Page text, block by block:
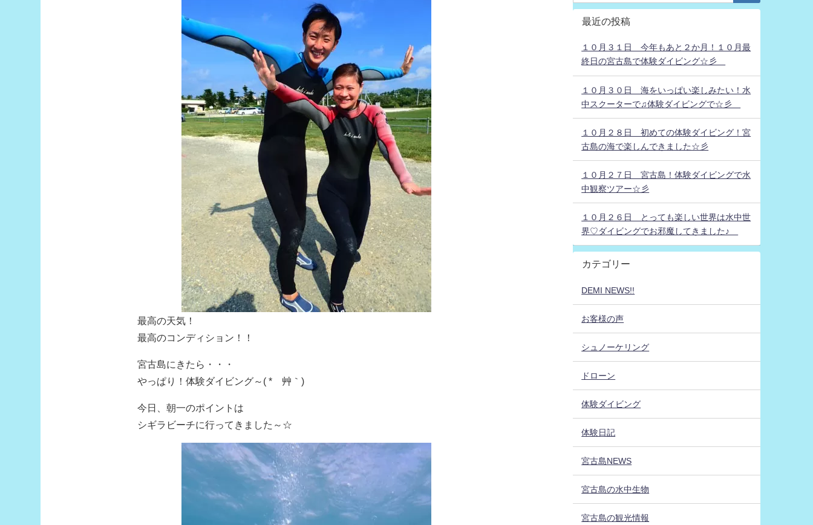
最高の天気！
最高のコンディション！！
宮古島にきたら・・・
やっぱり！体験ダイビング～( *´艸｀)
今日、朝一のポイントは
シギラビーチに行ってきました～☆
最近の投稿
１０月３１日 今年もあと２か月！１０月最
終日の宮古島で体験ダイビング☆彡
１０月３０日 海をいっぱい楽しみたい！水
中スクーターで♫体験ダイビングで☆彡
１０月２８日 初めての体験ダイビング！宮
古島の海で楽しんできました☆彡
１０月２７日 宮古島！体験ダイビングで水
中観察ツアー☆彡
１０月２６日 とっても楽しい世界は水中世
界♡ダイビングでお邪魔してきました♪
カテゴリー
DEMI NEWS!!
お客様の声
シュノーケリング
ドローン
体験ダイビング
体験日記
宮古島NEWS
宮古島の水中生物
宮古島の観光情報